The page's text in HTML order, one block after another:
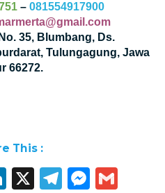
– 081554917900
35, Blumbang, Ds.
Tulungagung, Jawa
66272.
This :
LinkedIn
X